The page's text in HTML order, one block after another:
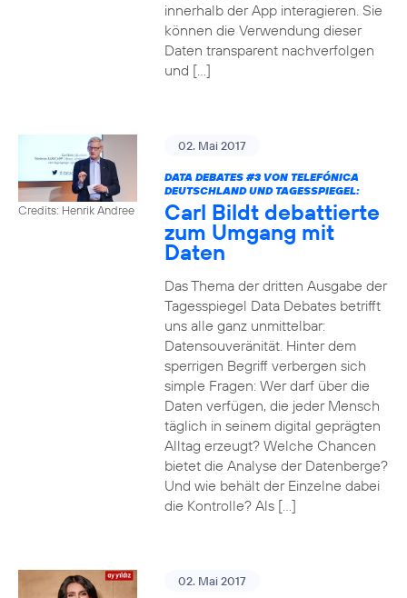
innerhalb der App interagieren. Sie
können die Verwendung dieser
Daten transparent nachverfolgen
und […]
Credits: Henrik Andree
02. Mai 2017
DATA DEBATES #3VON TELEFÓNICA
DEUTSCHLAND UND TAGESSPIEGEL:
Carl Bildt debattierte
zum Umgang mit
Daten
Das Thema der dritten Ausgabe der
Tagesspiegel Data Debates betrifft
uns alle ganz unmittelbar:
Datensouveränität. Hinter dem
sperrigen Begriff verbergen sich
simple Fragen: Wer darf über die
Daten verfügen, die jeder Mensch
täglich in seinem digital geprägten
Alltag erzeugt? Welche Chancen
bietet die Analyse der Datenberge?
Und wie behält der Einzelne dabei
die Kontrolle? Als […]
02. Mai 2017